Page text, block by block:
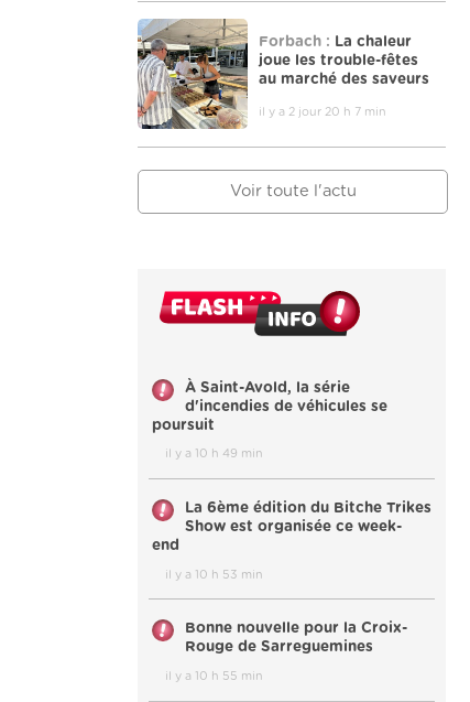
Forbach : La chaleur
joue les trouble-fêtes
au marché des saveurs
il y a 2 jour 20 h 7 min
Voir toute l'actu
À Saint-Avold, la série
d'incendies de véhicules se
poursuit
il y a 10 h 49 min
La 6ème édition du Bitche Trikes
Show est organisée ce week-
end
il y a 10 h 53 min
Bonne nouvelle pour la Croix-
Rouge de Sarreguemines
il y a 10 h 55 min